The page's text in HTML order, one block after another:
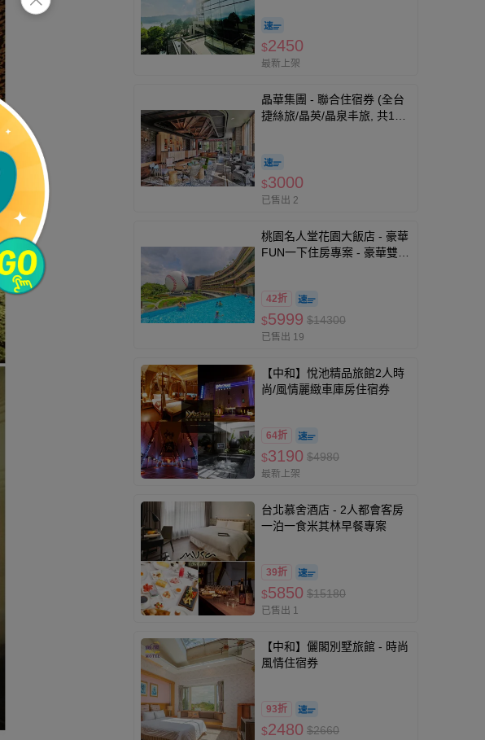
$2450
最新上架
晶華集團 - 聯合住宿券 (全台
捷絲旅/晶英/晶泉丰旅, 共13
$3000
已售出 2
桃園名人堂花園大飯店 - 豪華
FUN一下住房專案 - 豪華雙人
42折
$5999 $14300
已售出 19
【中和】悅池精品旅館2人時
尚/風情麗緻車庫房住宿券
64折
$3190 $4980
最新上架
台北慕舍酒店 - 2人都會客房
一泊一食米其林早餐專案
39折
$5850 $15180
已售出 1
【中和】儷閣別墅旅館 - 時尚
風情住宿券
93折
$2480 $2660